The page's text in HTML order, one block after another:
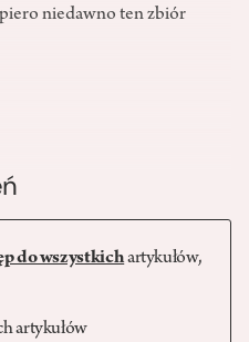
niedawno ten zbiór
do wszystkichartykułów,
artykułów